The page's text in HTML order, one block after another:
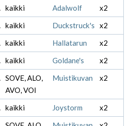
kaikki Adalwolf
x2
kaikki Duckstruck's
x2
kaikki Hallatarun
x2
kaikki Goldane's
x2
SOVE, ALO,
AVO, VOI
Muistikuvan x2
kaikki Joystorm
x2